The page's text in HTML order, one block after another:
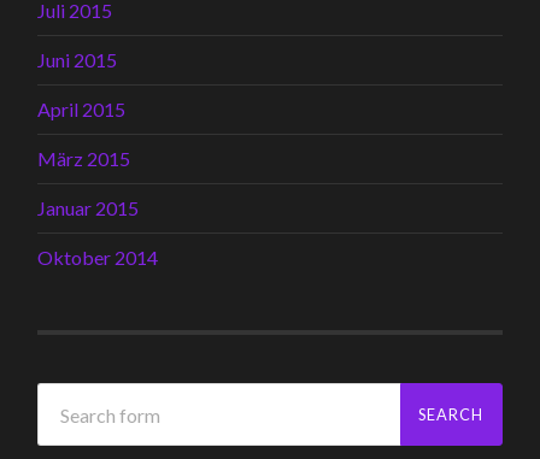
Juli 2015
Juni 2015
April 2015
März 2015
Januar 2015
Oktober 2014